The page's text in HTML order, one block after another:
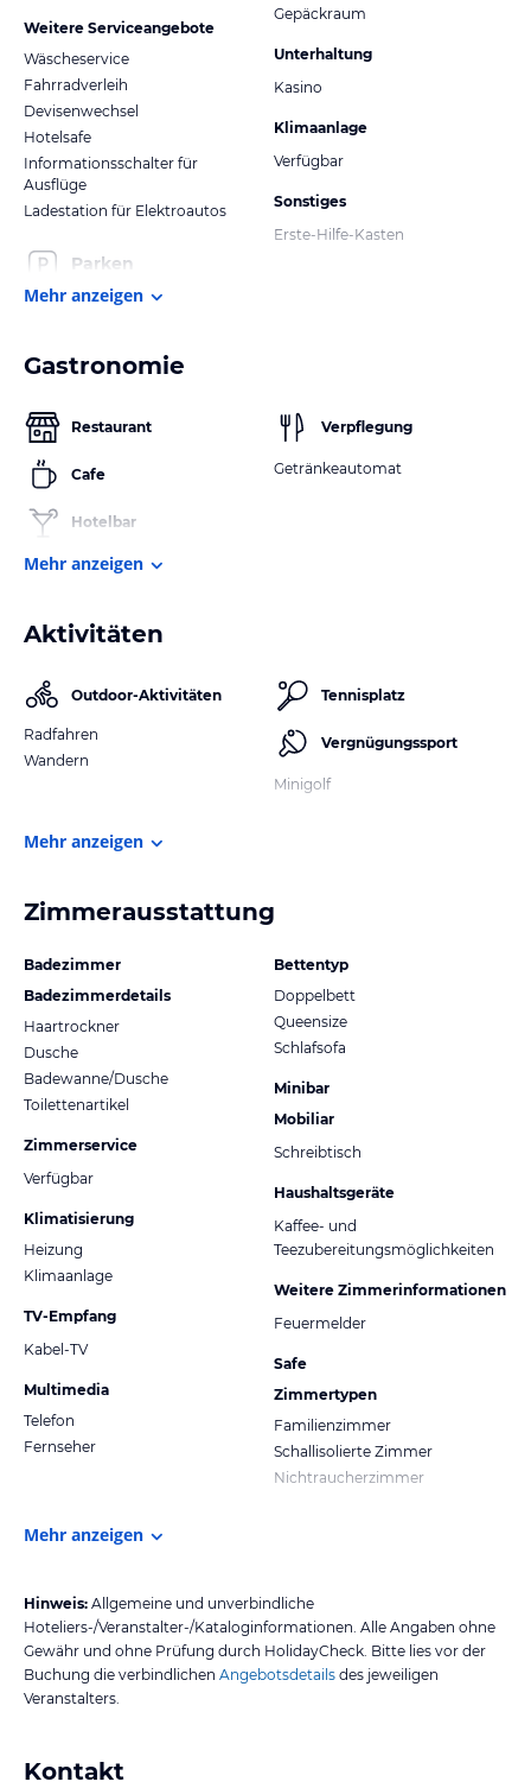
Weitere Serviceangebote
Wäscheservice
Fahrradverleih
Devisenwechsel
Hotelsafe
Informationsschalter für
Ausflüge
Ladestation für Elektroautos
Parken
Gepäckraum
Unterhaltung
Kasino
Klimaanlage
Verfügbar
Sonstiges
Erste-Hilfe-Kasten
Mehr anzeigen
Gastronomie
Restaurant
Cafe
Hotelbar
Verpflegung
Getränkeautomat
Mehr anzeigen
Aktivitäten
Outdoor-Aktivitäten
Radfahren
Wandern
Tennisplatz
Vergnügungssport
Minigolf
Mehr anzeigen
Zimmerausstattung
Badezimmer
Badezimmerdetails
Haartrockner
Dusche
Badewanne/Dusche
Toilettenartikel
Zimmerservice
Verfügbar
Klimatisierung
Heizung
Klimaanlage
TV-Empfang
Kabel-TV
Multimedia
Telefon
Fernseher
Bettentyp
Doppelbett
Queensize
Schlafsofa
Minibar
Mobiliar
Schreibtisch
Haushaltsgeräte
Kaffee- und
Teezubereitungsmöglichkeiten
Weitere Zimmerinformationen
Feuermelder
Safe
Zimmertypen
Familienzimmer
Schallisolierte Zimmer
Nichtraucherzimmer
Mehr anzeigen
Hinweis: Allgemeine und unverbindliche
Hoteliers-/Veranstalter-/Kataloginformationen. Alle Angaben ohne
Gewähr und ohne Prüfung durch HolidayCheck. Bitte lies vor der
Buchung die verbindlichen Angebotsdetails des jeweiligen
Veranstalters.
Kontakt